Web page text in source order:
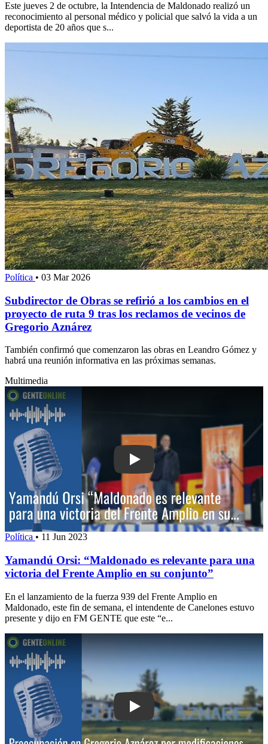
Este jueves 2 de octubre, la Intendencia de Maldonado realizó un
reconocimiento al personal médico y policial que salvó la vida a un
deportista de 20 años que s...
Política • 03 Mar 2026
Subdirector de Obras se refirió a los cambios en el
proyecto de ruta 9 tras los reclamos de vecinos de
Gregorio Aznárez
También confirmó que comenzaron las obras en Leandro Gómez y
habrá una reunión informativa en las próximas semanas.
Multimedia
Play: Yamandú Orsi: “Maldonado es
Política • 11 Jun 2023
Yamandú Orsi: “Maldonado es relevante para una
victoria del Frente Amplio en su conjunto”
En el lanzamiento de la fuerza 939 del Frente Amplio en
Maldonado, este fin de semana, el intendente de Canelones estuvo
presente y dijo en FM GENTE que este “e...
Play: Preocupación en Gregorio